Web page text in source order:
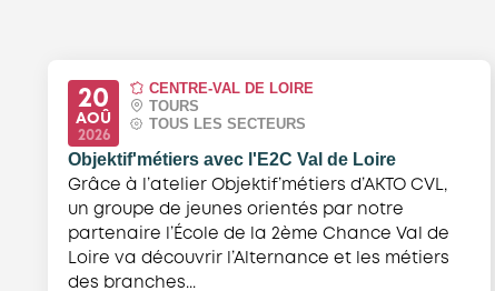
20
AOÛ
2026
CENTRE-VAL DE LOIRE
TOURS
TOUS LES SECTEURS
Objektif'métiers avec l'E2C Val de Loire
Grâce à l’atelier Objektif’métiers d’AKTO CVL,
un groupe de jeunes orientés par notre
partenaire l’École de la 2ème Chance Val de
Loire va découvrir l’Alternance et les métiers
des branches...